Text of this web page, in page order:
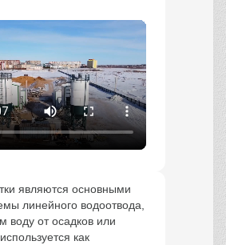
являются основными
линейного водоотвода,
воду от осадков или
как